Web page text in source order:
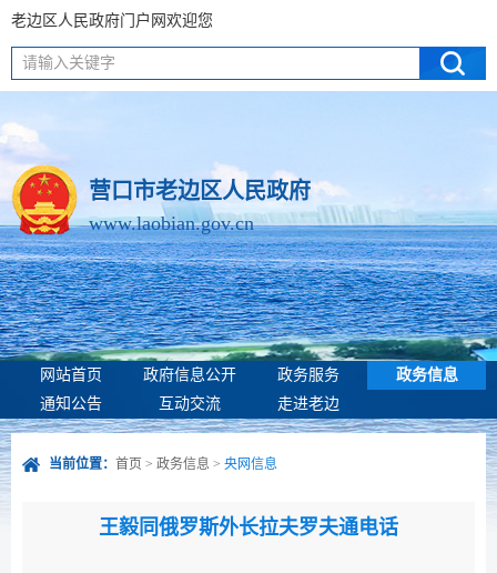
老边区人民政府门户网欢迎您
请输入关键字
营口市老边区人民政府
www.laobian.gov.cn
网站首页 政府信息公开 政务服务
政务信息
通知公告
互动交流 走进老边
当前位置： 首页 > 政务信息 > 央网信息
王毅同俄罗斯外长拉夫罗夫通电话